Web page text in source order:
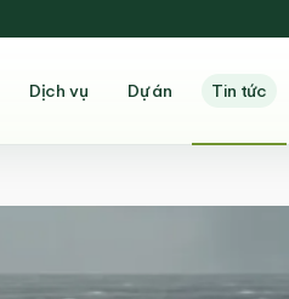
Dịch vụ Dự án Tin tức